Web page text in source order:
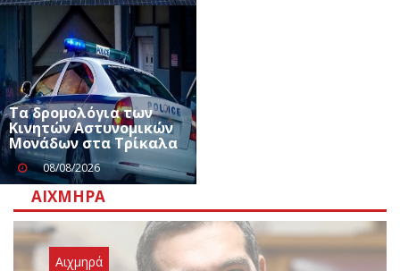
Τα δρομολόγια των
Κινητών Αστυνομικών
Μονάδων στα Τρίκαλα
08/08/2026
ΑΙΧΜΗΡΆ
Αιχμηρά